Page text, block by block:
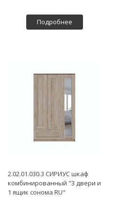
Подробнее
2.02.01.030.3 СИРИУС шкаф
комбинированный "3 двери и
1 ящик сонома RU"